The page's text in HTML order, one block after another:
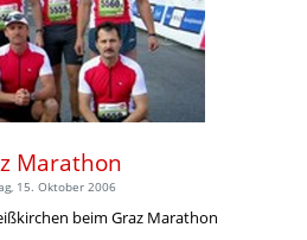
Marathon
15. Oktober 2006
beim Graz Marathon